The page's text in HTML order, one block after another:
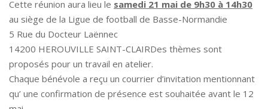
Cette réunion aura lieu le samedi 21 mai de 9h30 à 14h30
au siège de la Ligue de football de Basse-Normandie
5 Rue du Docteur Laënnec
14200 HEROUVILLE SAINT-CLAIRDes thèmes sont
proposés pour un travail en atelier.
Chaque bénévole a reçu un courrier d’invitation mentionnant
qu’ une confirmation de présence est souhaitée avant le 12